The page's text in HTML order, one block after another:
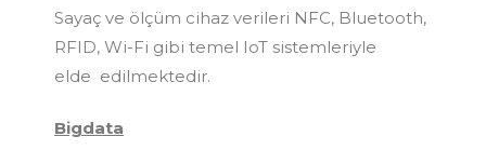
Sayaç ve ölçüm cihaz verileri NFC, Bluetooth,
RFID, Wi-Fi gibi temel IoT sistemleriyle
elde edilmektedir.
Bigdata